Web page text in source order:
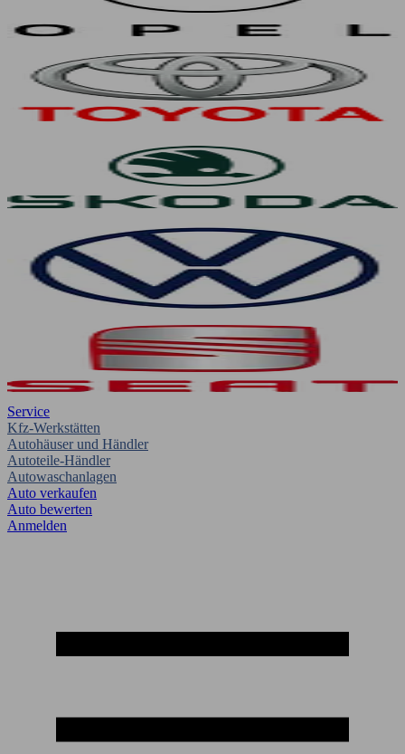
Service
Kfz-Werkstätten
Autohäuser und Händler
Autoteile-Händler
Autowaschanlagen
Auto verkaufen
Auto bewerten
Anmelden